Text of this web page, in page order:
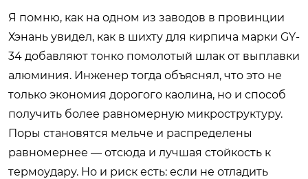
Я помню, как на одном из заводов в провинции
Хэнань увидел, как в шихту для кирпича марки GY-
34 добавляют тонко помолотый шлак от выплавки
алюминия. Инженер тогда объяснял, что это не
только экономия дорогого каолина, но и способ
получить более равномерную микроструктуру.
Поры становятся мельче и распределены
равномернее — отсюда и лучшая стойкость к
термоудару. Но и риск есть: если не отладить